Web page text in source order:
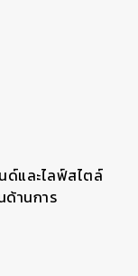
ด์และไลฟ์สไตล์
ด้านการ